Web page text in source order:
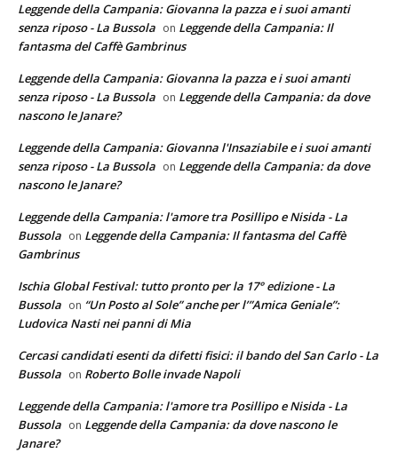
Leggende della Campania: Giovanna la pazza e i suoi amanti
senza riposo - La Bussola on Leggende della Campania: Il
fantasma del Caffè Gambrinus
Leggende della Campania: Giovanna la pazza e i suoi amanti
senza riposo - La Bussola on Leggende della Campania: da dove
nascono le Janare?
Leggende della Campania: Giovanna l'Insaziabile e i suoi amanti
senza riposo - La Bussola on Leggende della Campania: da dove
nascono le Janare?
Leggende della Campania: l'amore tra Posillipo e Nisida - La
Bussola on Leggende della Campania: Il fantasma del Caffè
Gambrinus
Ischia Global Festival: tutto pronto per la 17° edizione - La
Bussola on “Un Posto al Sole” anche per l’”Amica Geniale”:
Ludovica Nasti nei panni di Mia
Cercasi candidati esenti da difetti fisici: il bando del San Carlo - La
Bussola on Roberto Bolle invade Napoli
Leggende della Campania: l'amore tra Posillipo e Nisida - La
Bussola on Leggende della Campania: da dove nascono le
Janare?